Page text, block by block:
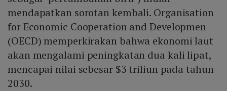
mendapatkan sorotan kembali. Organisation
for Economic Cooperation and Developmen
(OECD) memperkirakan bahwa ekonomi laut
akan mengalami peningkatan dua kali lipat,
mencapai nilai sebesar $3 triliun pada tahun
2030.